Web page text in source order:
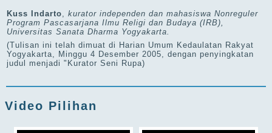
Kuss Indarto, kurator independen dan mahasiswa Nonreguler
Program Pascasarjana Ilmu Religi dan Budaya (IRB),
Universitas Sanata Dharma Yogyakarta.
(Tulisan ini telah dimuat di Harian Umum Kedaulatan Rakyat
Yogyakarta, Minggu 4 Desember 2005, dengan penyingkatan
judul menjadi "Kurator Seni Rupa)
Video Pilihan